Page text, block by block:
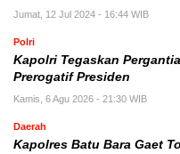
Jumat, 12 Jul 2024 - 16:44 WIB
Polri
Kapolri Tegaskan
Prerogatif Presiden
Kamis, 6 Agu 2026 - 21:30 WIB
Daerah
Kapolres Batu Bara Gaet